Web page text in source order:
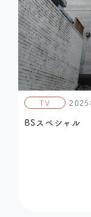
TV 2025
BSスペシャル